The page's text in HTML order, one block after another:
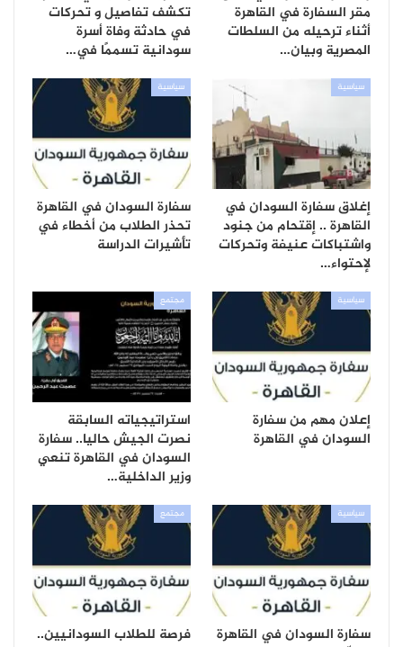
مقر السفارة في القاهرة
أثناء ترحيله من السلطات
المصرية وبيان…
تكشف تفاصيل و تحركات
في حادثة وفاة أسرة
سودانية تسممًا في…
سياسية
إغلاق سفارة السودان في
القاهرة .. إقتحام من جنود
واشتباكات عنيفة وتحركات
لإحتواء…
سياسية
سفارة السودان في القاهرة
تحذر الطلاب من أخطاء في
تأشيرات الدراسة
سياسية
إعلان مهم من سفارة
السودان في القاهرة
مجتمع
استراتيجياته السابقة
نصرت الجيش حاليا.. سفارة
السودان في القاهرة تنعي
وزير الداخلية…
سياسية
سفارة السودان في القاهرة
مجتمع
فرصة للطلاب السودانيين..